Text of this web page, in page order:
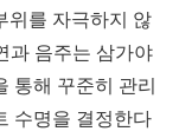
위를 자극하지 않
과 음주는 삼가야
통해 꾸준히 관리
수명을 결정한다